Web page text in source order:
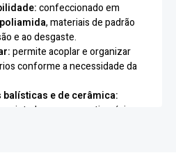
confeccionado em
, materiais de padrão
e ao desgaste.
permite acoplar e organizar
conforme a necessidade da
e de cerâmica:
para garantir máxima